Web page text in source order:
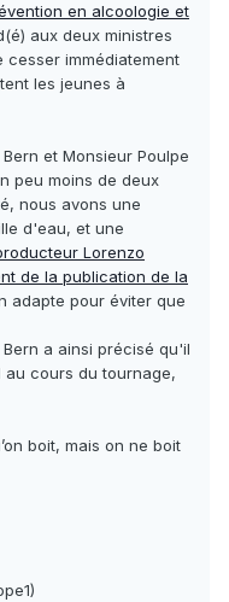
en alcoologie et
aux deux ministres
cesser immédiatement
les jeunes à
et Monsieur Poulpe
peu moins de deux
nous avons une
d'eau, et une
Lorenzo
de la publication de la
adapte pour éviter que
Bern a ainsi précisé qu'il
cours du tournage,
boit, mais on ne boit